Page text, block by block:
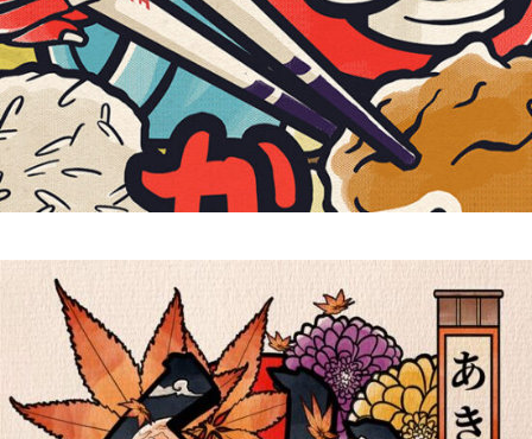
Tengu Karaage